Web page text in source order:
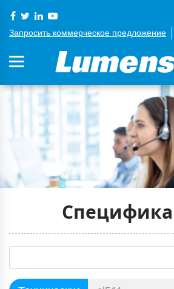
Запросить коммерческое предложение